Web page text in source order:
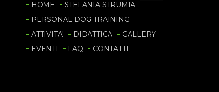
HOME
STEFANIA STRUMIA
PERSONAL DOG TRAINING
ATTIVITA'
DIDATTICA
GALLERY
EVENTI
FAQ CONTATTI